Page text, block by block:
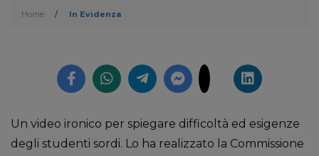
Home / In Evidenza
Un video ironico per spiegare difficoltà ed esigenze
degli studenti sordi. Lo ha realizzato la Commissione